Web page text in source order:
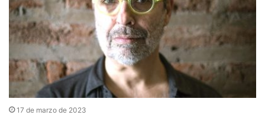
17 de marzo de 2023